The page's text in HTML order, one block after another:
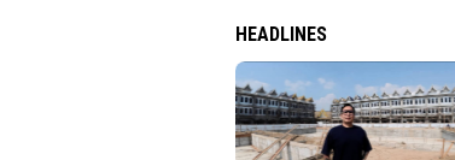
HEADLINES